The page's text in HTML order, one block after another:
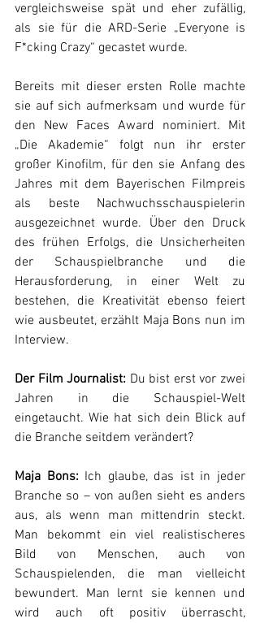
vergleichsweise spät und eher zufällig,
als sie für die ARD-Serie „Everyone is
F*cking Crazy“ gecastet wurde.
Bereits mit dieser ersten Rolle machte
sie auf sich aufmerksam und wurde für
den New Faces Award nominiert. Mit
„Die Akademie“ folgt nun ihr erster
großer Kinofilm, für den sie Anfang des
Jahres mit dem Bayerischen Filmpreis
als beste Nachwuchsschauspielerin
ausgezeichnet wurde. Über den Druck
des frühen Erfolgs, die Unsicherheiten
der Schauspielbranche und die
Herausforderung, in einer Welt zu
bestehen, die Kreativität ebenso feiert
wie ausbeutet, erzählt Maja Bons nun im
Interview.
Der Film Journalist: Du bist erst vor zwei
Jahren in die Schauspiel-Welt
eingetaucht. Wie hat sich dein Blick auf
die Branche seitdem verändert?
Maja Bons: Ich glaube, das ist in jeder
Branche so – von außen sieht es anders
aus, als wenn man mittendrin steckt.
Man bekommt ein viel realistischeres
Bild von Menschen, auch von
Schauspielenden, die man vielleicht
bewundert. Man lernt sie kennen und
wird auch oft positiv überrascht,